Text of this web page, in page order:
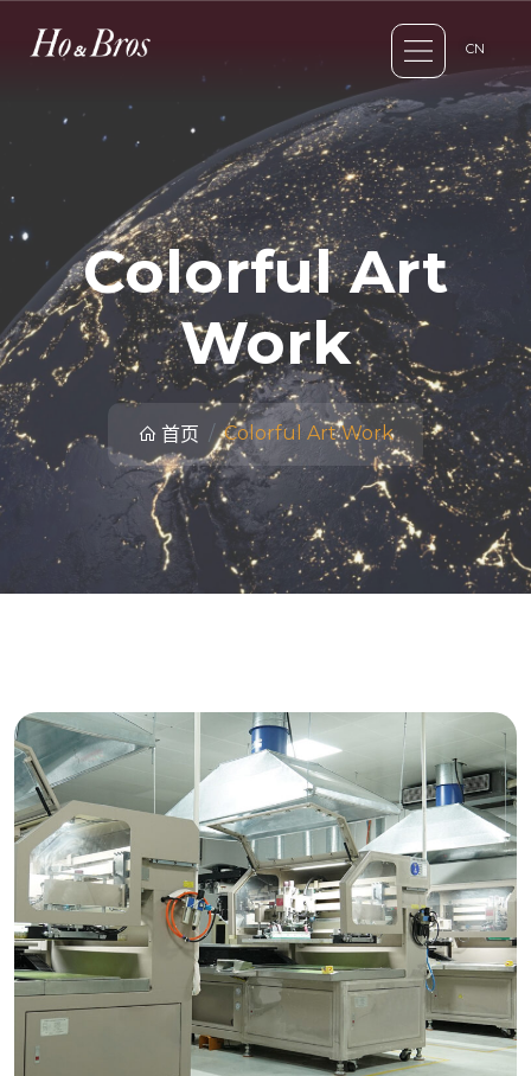
CN
Colorful Art
Work
首页 Colorful Art Work